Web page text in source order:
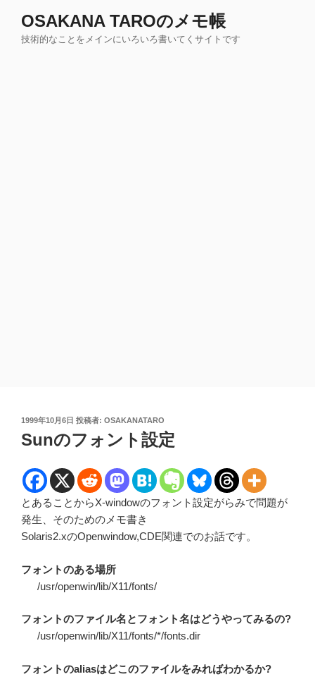
OSAKANA TAROのメモ帳
技術的なことをメインにいろいろ書いてくサイトです
投
稿
日:
1999年10月6日 投稿者: OSAKANATARO
Sunのフォント設定
とあることからX-windowのフォント設定がらみで問題が
発生、そのためのメモ書き
Solaris2.xのOpenwindow,CDE関連でのお話です。
フォントのある場所
/usr/openwin/lib/X11/fonts/
フォントのファイル名とフォント名はどうやってみるの?
/usr/openwin/lib/X11/fonts/*/fonts.dir
フォントのaliasはどこのファイルをみればわかるか?